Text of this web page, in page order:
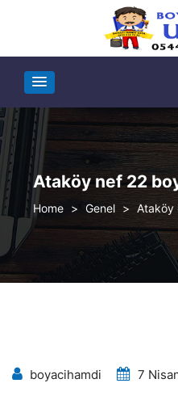
Ataköy nef 22
> Genel > Ataköy
boyacihamdi 7